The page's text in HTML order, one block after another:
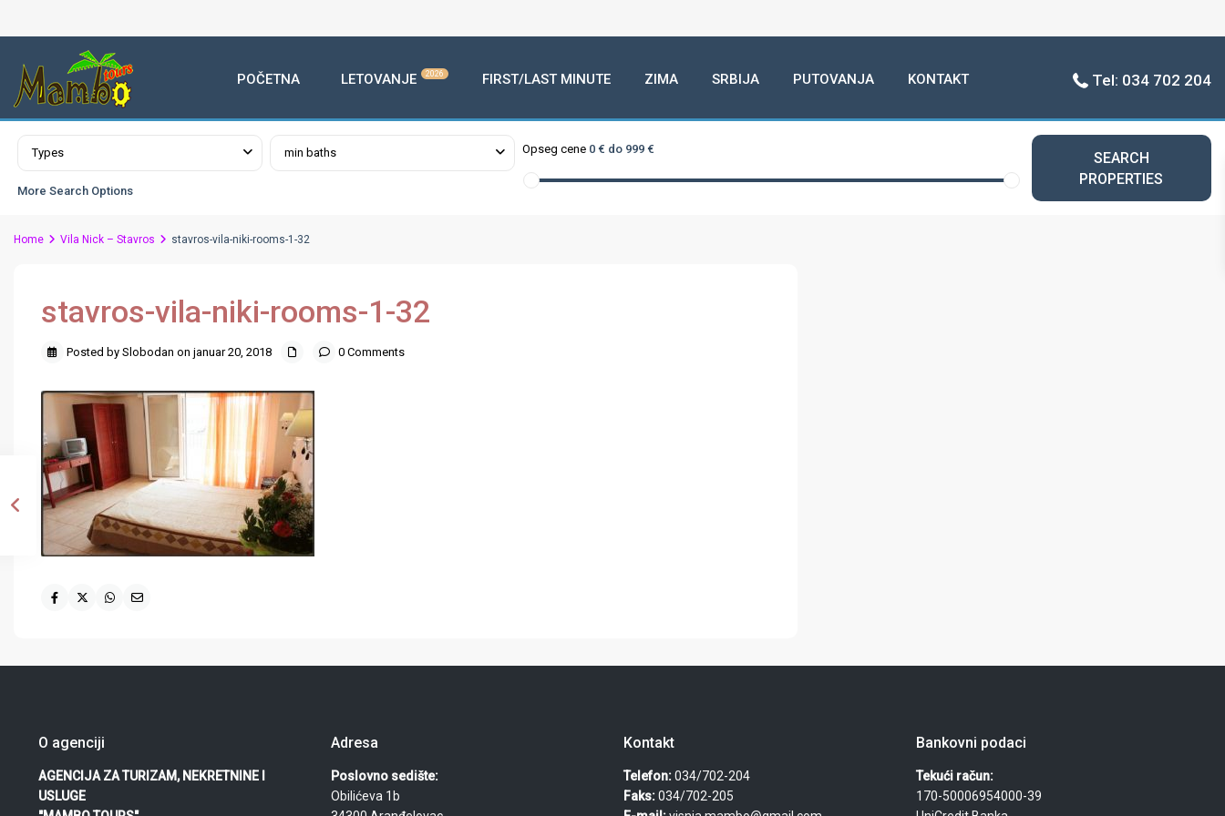
POČETNA LETOVANJE 2026 FIRST/LAST MINUTE ZIMA SRBIJA PUTOVANJA KONTAKT Tel: 034 702 204
Advanced Search
Types min baths Opseg cene 0 € do 999 €
More Search Options
SEARCH
PROPERTIES
Home Vila Nick – Stavros stavros-vila-niki-rooms-1-32
stavros-vila-niki-rooms-1-32
Posted by Slobodan on januar 20, 2018 0 Comments
O agenciji
AGENCIJA ZA TURIZAM, NEKRETNINE I
USLUGE
Adresa
Poslovno sedište:
Obilićeva 1b
Kontakt
Telefon:034/702-204
Faks:034/702-205
Bankovni podaci
Tekući račun:
170-50006954000-39